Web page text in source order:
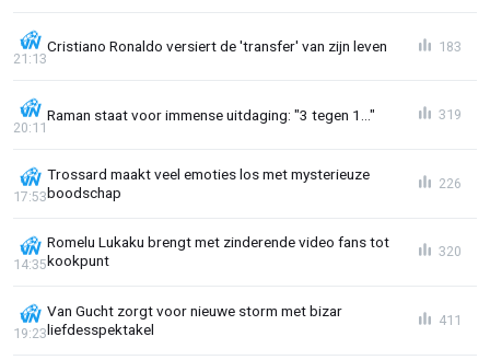
Cristiano Ronaldo versiert de 'transfer' van zijn leven
21:13
183
Raman staat voor immense uitdaging: "3 tegen 1..."
20:11
319
Trossard maakt veel emoties los met mysterieuze
boodschap
17:53
226
Romelu Lukaku brengt met zinderende video fans tot
kookpunt
14:35
320
Van Gucht zorgt voor nieuwe storm met bizar
liefdesspektakel
19:23
411